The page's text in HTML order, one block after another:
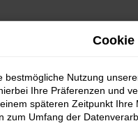
Cookie
bestmögliche Nutzung
Ihre Präferenzen und
späteren Zeitpunkt
zum Umfang der